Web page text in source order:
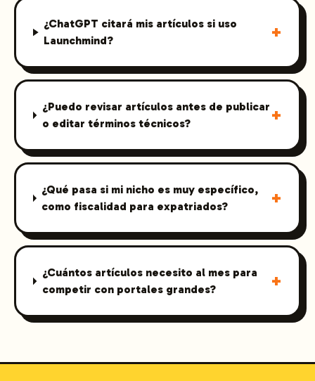
¿ChatGPT citará mis artículos si uso
Launchmind?
+
¿Puedo revisar artículos antes de publicar
o editar términos técnicos?
+
¿Qué pasa si mi nicho es muy específico,
como fiscalidad para expatriados?
+
¿Cuántos artículos necesito al mes para
competir con portales grandes?
+